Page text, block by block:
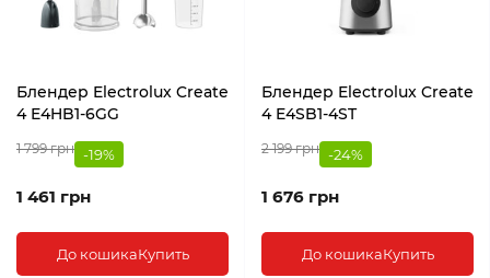
Блендер Electrolux Create
4 E4HB1-6GG
1 799 грн -19%
1 461 грн
До кошикаКупить
Блендер Electrolux Create
4 E4SB1-4ST
2 199 грн -24%
1 676 грн
До кошикаКупить